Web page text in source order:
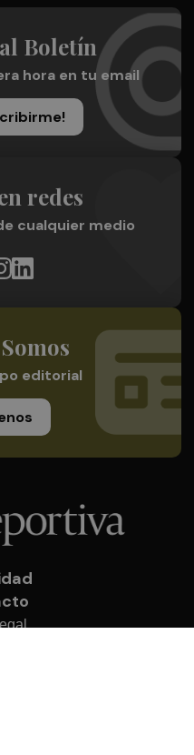
Boletín
hora en tu email
redes
cualquier medio
editorial